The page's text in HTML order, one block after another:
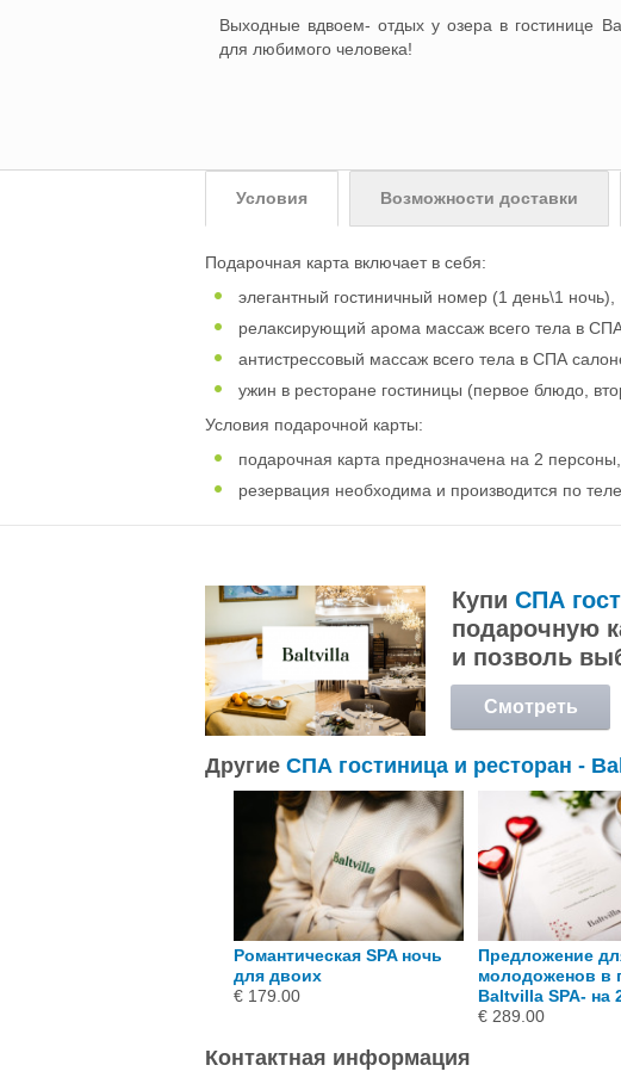
Выходные вдвоем- отдых у озера в гостинице
для любимого человека!
Условия Возможности доставки
Подарочная карта включает в себя:
элегантный гостиничный номер (1 день\1 ночь),
релаксирующий арома массаж всего тела в
антистрессовый массаж всего тела в СПА
ужин в ресторане гостиницы (первое блюдо,
Условия подарочной карты:
подарочная карта преднозначена на 2 персоны,
резервация необходима и производится по
Купи СПА
подарочную
и позволь
Смотреть
Другие СПА гостиница и ресторан -
Романтическая SPA ночь
для двоих
€ 179.00
Предложение
молодоженов в
Baltvilla SPA- на
€ 289.00
Контактная информация